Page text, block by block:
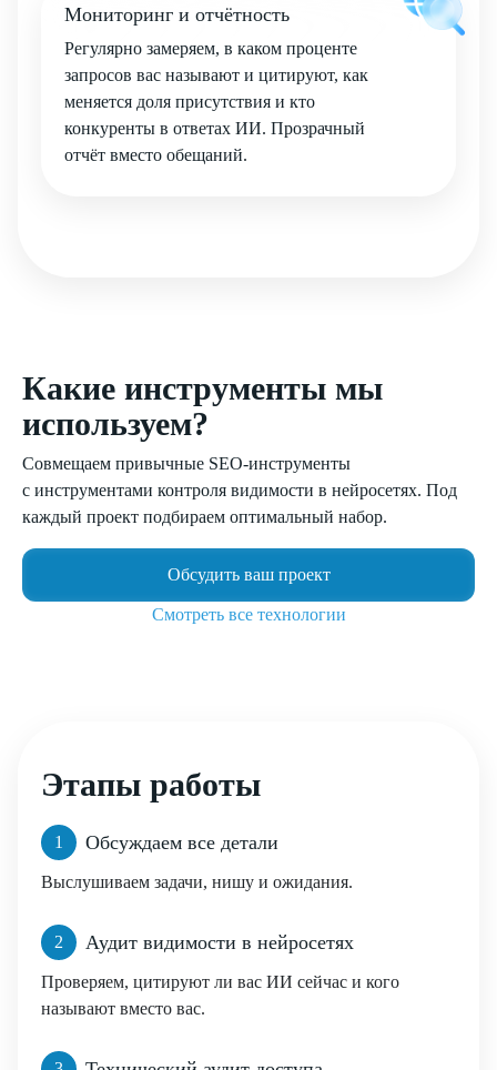
Мониторинг и отчётность
Регулярно замеряем, в каком проценте
запросов вас называют и цитируют, как
меняется доля присутствия и кто
конкуренты в ответах ИИ. Прозрачный
отчёт вместо обещаний.
Какие инструменты мы
используем?
Совмещаем привычные SEO-инструменты
с инструментами контроля видимости в нейросетях. Под
каждый проект подбираем оптимальный набор.
Обсудить ваш проект
Смотреть все технологии
Этапы работы
1 Обсуждаем все детали
Выслушиваем задачи, нишу и ожидания.
2 Аудит видимости в нейросетях
Проверяем, цитируют ли вас ИИ сейчас и кого
называют вместо вас.